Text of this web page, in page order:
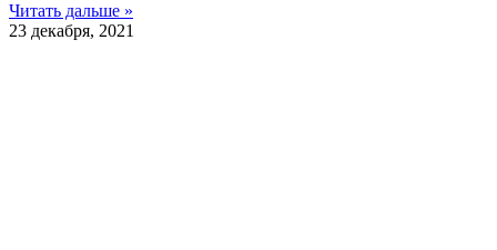
Читать дальше »
23 декабря, 2021